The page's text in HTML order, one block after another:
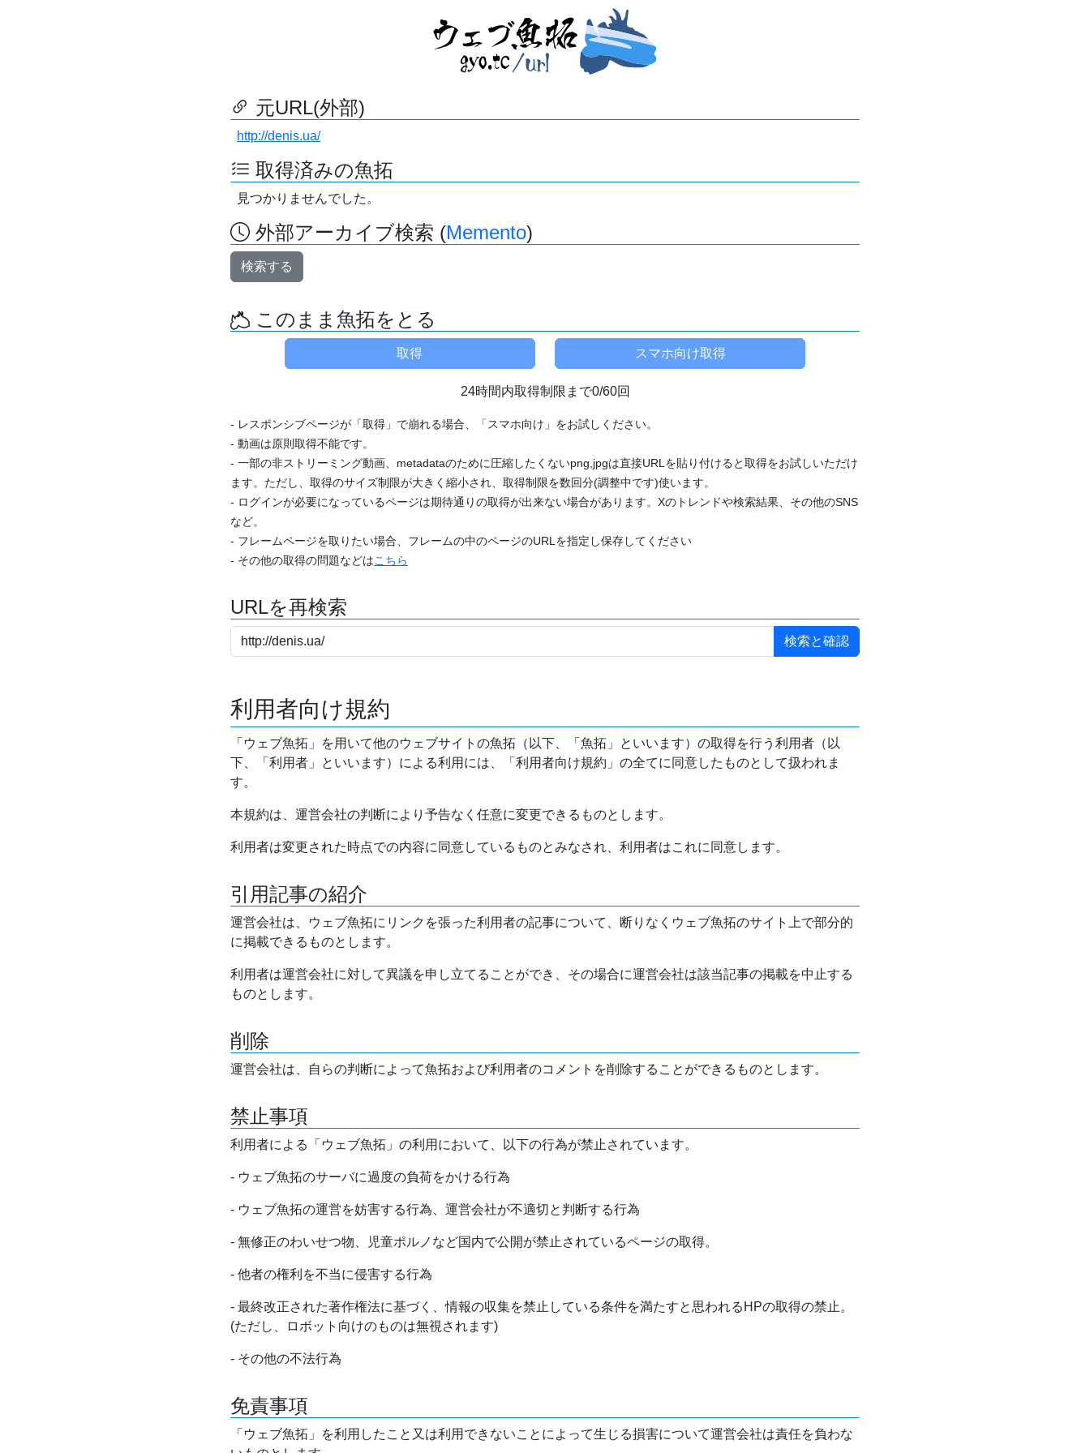
元URL(外部)
http://denis.ua/
取得済みの魚拓
見つかりませんでした。
外部アーカイブ検索 (Memento)
検索する
このまま魚拓をとる
24時間内取得制限まで0/60回
- レスポンシブページが「取得」で崩れる場合、「スマホ向け」をお試しください。
- 動画は原則取得不能です。
- 一部の非ストリーミング動画、metadataのために圧縮したくないpng,jpgは直接URLを貼り付けると取得をお試しいただけ
ます。ただし、取得のサイズ制限が大きく縮小され、取得制限を数回分(調整中です)使います。
- ログインが必要になっているページは期待通りの取得が出来ない場合があります。Xのトレンドや検索結果、その他のSNS
など。
- フレームページを取りたい場合、フレームの中のページのURLを指定し保存してください
- その他の取得の問題などはこちら
URLを再検索
利用者向け規約
「ウェブ魚拓」を用いて他のウェブサイトの魚拓（以下、「魚拓」といいます）の取得を行う利用者（以
下、「利用者」といいます）による利用には、「利用者向け規約」の全てに同意したものとして扱われま
す。
本規約は、運営会社の判断により予告なく任意に変更できるものとします。
利用者は変更された時点での内容に同意しているものとみなされ、利用者はこれに同意します。
引用記事の紹介
運営会社は、ウェブ魚拓にリンクを張った利用者の記事について、断りなくウェブ魚拓のサイト上で部分的
に掲載できるものとします。
利用者は運営会社に対して異議を申し立てることができ、その場合に運営会社は該当記事の掲載を中止する
ものとします。
削除
運営会社は、自らの判断によって魚拓および利用者のコメントを削除することができるものとします。
禁止事項
利用者による「ウェブ魚拓」の利用において、以下の行為が禁止されています。
- ウェブ魚拓のサーバに過度の負荷をかける行為
- ウェブ魚拓の運営を妨害する行為、運営会社が不適切と判断する行為
- 無修正のわいせつ物、児童ポルノなど国内で公開が禁止されているページの取得。
- 他者の権利を不当に侵害する行為
- 最終改正された著作権法に基づく、情報の収集を禁止している条件を満たすと思われるHPの取得の禁止。
(ただし、ロボット向けのものは無視されます)
- その他の不法行為
免責事項
「ウェブ魚拓」を利用したこと又は利用できないことによって生じる損害について運営会社は責任を負わな